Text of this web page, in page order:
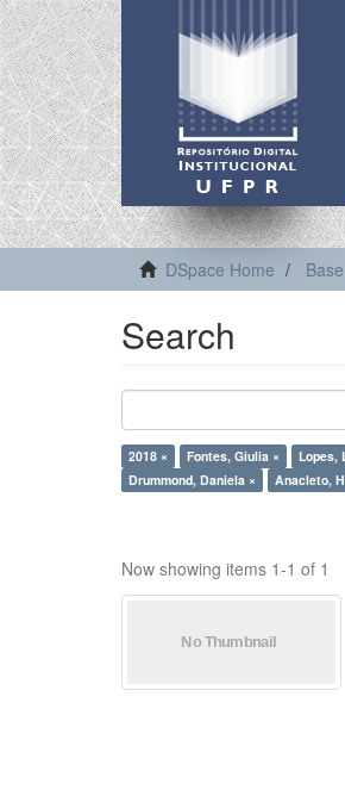
DSpace Home
Search
2018 × Fontes, Giulia × Lopes,
Drummond, Daniela ×
Anacleto,
Now showing items 1-1 of 1